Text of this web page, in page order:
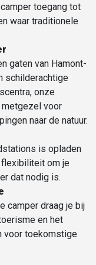
toegang tot
waar traditionele
gaten van Hamont-
schilderachtige
onze
voor
naar de natuur.
is opladen
om je
dat nodig is.
camper draag je bij
en het
voor toekomstige